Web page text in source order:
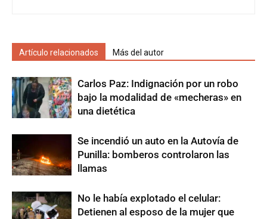
Artículo relacionados Más del autor
Carlos Paz: Indignación por un robo
bajo la modalidad de «mecheras» en
una dietética
Se incendió un auto en la Autovía de
Punilla: bomberos controlaron las
llamas
No le había explotado el celular:
Detienen al esposo de la mujer que